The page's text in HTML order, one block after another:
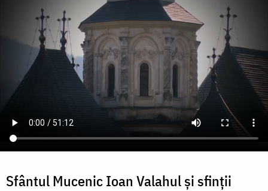
Sfântul Mucenic Ioan Valahul și sfinții